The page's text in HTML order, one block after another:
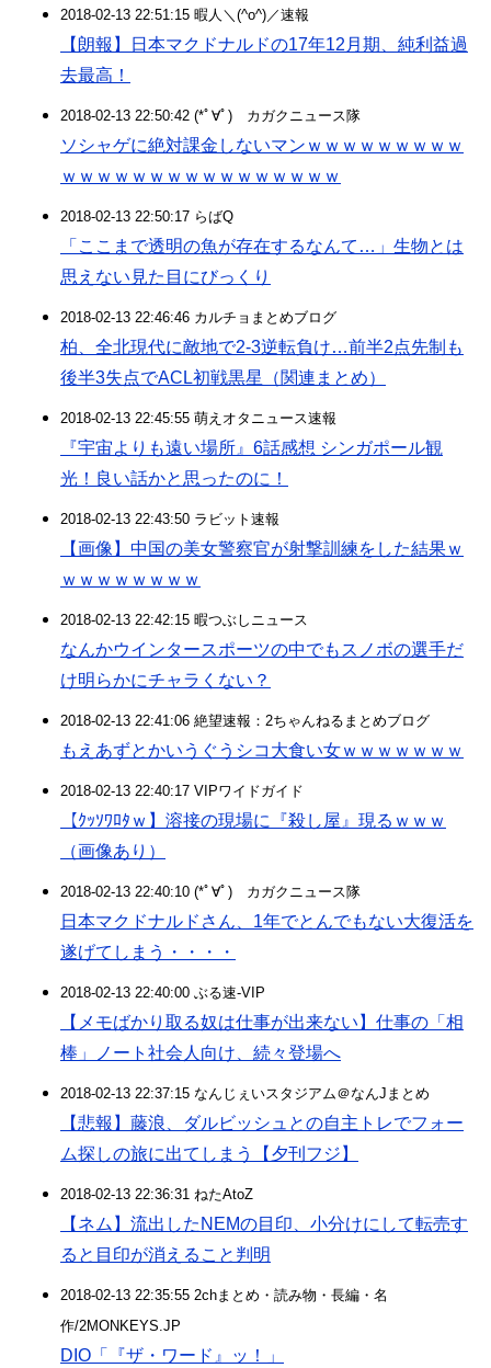
2018-02-13 22:51:15 暇人＼(^o^)／速報
【朗報】日本マクドナルドの17年12月期、純利益過
去最高！
2018-02-13 22:50:42 (*ﾟ∀ﾟ)ゞカガクニュース隊
ソシャゲに絶対課金しないマンｗｗｗｗｗｗｗｗｗ
ｗｗｗｗｗｗｗｗｗｗｗｗｗｗｗｗ
2018-02-13 22:50:17 らばQ
「ここまで透明の魚が存在するなんて…」生物とは
思えない見た目にびっくり
2018-02-13 22:46:46 カルチョまとめブログ
柏、全北現代に敵地で2-3逆転負け…前半2点先制も
後半3失点でACL初戦黒星（関連まとめ）
2018-02-13 22:45:55 萌えオタニュース速報
『宇宙よりも遠い場所』6話感想 シンガポール観
光！良い話かと思ったのに！
2018-02-13 22:43:50 ラビット速報
【画像】中国の美女警察官が射撃訓練をした結果ｗ
ｗｗｗｗｗｗｗｗ
2018-02-13 22:42:15 暇つぶしニュース
なんかウインタースポーツの中でもスノボの選手だ
け明らかにチャラくない？
2018-02-13 22:41:06 絶望速報：2ちゃんねるまとめブログ
もえあずとかいうぐうシコ大食い女ｗｗｗｗｗｗｗ
2018-02-13 22:40:17 VIPワイドガイド
【ｸｯｿﾜﾛﾀｗ】溶接の現場に『殺し屋』現るｗｗｗ
（画像あり）
2018-02-13 22:40:10 (*ﾟ∀ﾟ)ゞカガクニュース隊
日本マクドナルドさん、1年でとんでもない大復活を
遂げてしまう・・・・
2018-02-13 22:40:00 ぶる速-VIP
【メモばかり取る奴は仕事が出来ない】仕事の「相
棒」ノート社会人向け、続々登場へ
2018-02-13 22:37:15 なんじぇいスタジアム＠なんJまとめ
【悲報】藤浪、ダルビッシュとの自主トレでフォー
ム探しの旅に出てしまう【夕刊フジ】
2018-02-13 22:36:31 ねたAtoZ
【ネム】流出したNEMの目印、小分けにして転売す
ると目印が消えること判明
2018-02-13 22:35:55 2chまとめ・読み物・長編・名
作/2MONKEYS.JP
DIO「『ザ・ワード』ッ！」